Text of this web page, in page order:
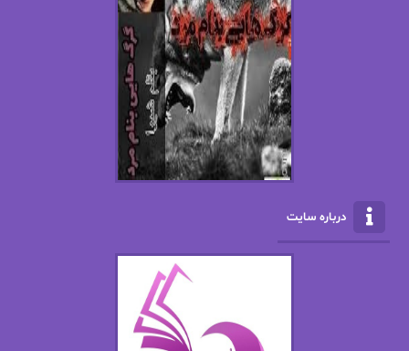
اصغر زاده
اکرم محمدی
الف صاد
الکساندر دوما
الناز پاکپور‌
الناز محمدی
امیر فرهی
باران
درباره سایت